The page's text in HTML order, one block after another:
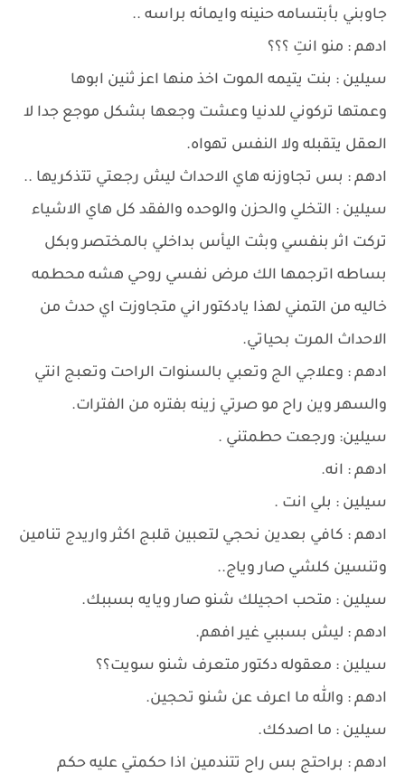
جاوبني بأبتسامه حنينه وايمائه براسه ..
ادهم : منو انتِ ؟؟؟
سيلين : بنت يتيمه الموت اخذ منها اعز ثنين ابوها
وعمتها تركوني للدنيا وعشت وجعها بشكل موجع جدا لا
العقل يتقبله ولا النفس تهواه.
ادهم : بس تجاوزنه هاي الاحداث ليش رجعتي تتذكريها ..
سيلين : التخلي والحزن والوحده والفقد كل هاي الاشياء
تركت اثر بنفسي وبثت اليأس بداخلي بالمختصر وبكل
بساطه اترجمها الك مرض نفسي روحي هشه محطمه
خاليه من التمني لهذا يادكتور اني متجاوزت اي حدث من
الاحداث المرت بحياتي.
ادهم : وعلاجي الج وتعبي بالسنوات الراحت وتعبج انتي
والسهر وين راح مو صرتي زينه بفتره من الفترات.
سيلين: ورجعت حطمتني .
ادهم : انه.
سيلين : بلي انت .
ادهم : كافي بعدين نحجي لتعبين قلبج اكثر واريدج تنامين
وتنسين كلشي صار وياج..
سيلين : متحب احجيلك شنو صار ويايه بسببك.
ادهم : ليش بسببي غير افهم.
سيلين : معقوله دكتور متعرف شنو سويت؟؟
ادهم : والله ما اعرف عن شنو تحجين.
سيلين : ما اصدكك.
ادهم : براحتج بس راح تتندمين اذا حكمتي عليه حكم